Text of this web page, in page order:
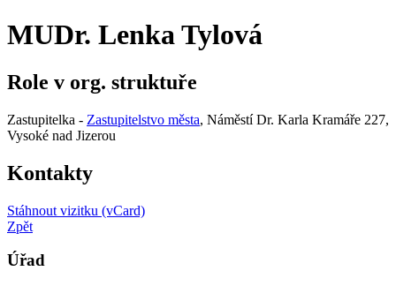
MUDr. Lenka Tylová
Role v org. struktuře
Zastupitelka - Zastupitelstvo města, Náměstí Dr. Karla Kramáře 227,
Vysoké nad Jizerou
Kontakty
Stáhnout vizitku (vCard)
Zpět
Úřad